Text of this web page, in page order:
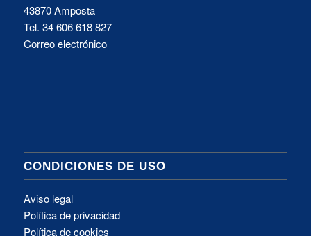
43870 Amposta
Tel. 34 606 618 827
Correo electrónico
CONDICIONES DE USO
Aviso legal
Política de privacidad
Política de cookies